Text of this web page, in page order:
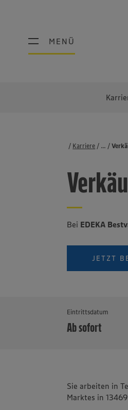
MENÜ
MENÜ
Faires Gehalt
Diversität
Karriere ...
Bei EDEKA
JETZT
Eintrittsdatum
Ab sofort
Sie arbeiten in
Marktes in